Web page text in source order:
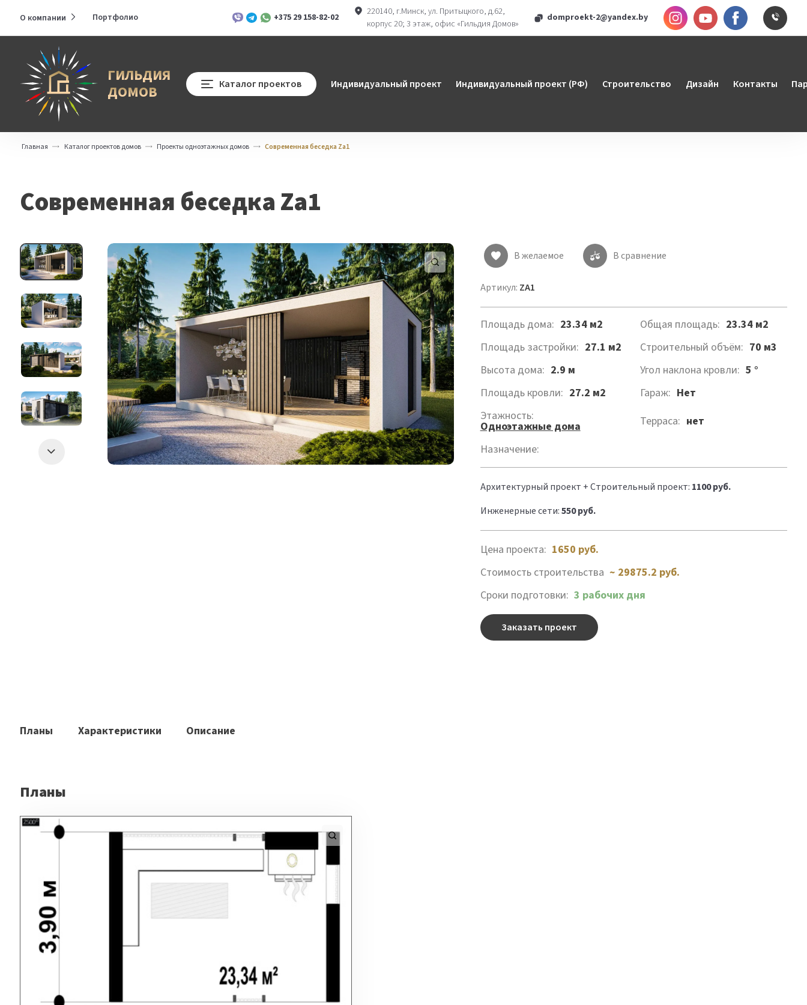
О компании
Развернуть
меню
Портфолио
+375 29 158-82-02
220140, г.Минск, ул. Притыцкого, д.62,
корпус 20; 3 этаж, офис «Гильдия Домов»
domproekt-2@yandex.by Инстаграм
YouTube
ГИЛЬДИЯ
ДОМОВ
Каталог проектов Индивидуальный проект Индивидуальный проект (РФ) Строительство Дизайн Контакты
Главная Каталог проектов домов Проекты одноэтажных домов Современная беседка Za1
Современная беседка Za1
В желаемое В сравнение
Артикул: ZA1
Площадь дома: 23.34 м2 Общая площадь: 23.34 м2
Площадь застройки: 27.1 м2 Строительный объём: 70 м3
Высота дома: 2.9 м Угол наклона кровли: 5 °
Площадь кровли: 27.2 м2 Гараж: Нет
Этажность:
Одноэтажные дома Терраса: нет
Назначение:
Архитектурный проект + Строительный проект: 1100 руб.
Инженерные сети:550 руб.
Цена проекта: 1650 руб.
Стоимость строительства ~ 29875.2 руб.
Сроки подготовки: 3 рабочих дня
Заказать проект
Следующий слайд
Планы Характеристики Описание
Планы